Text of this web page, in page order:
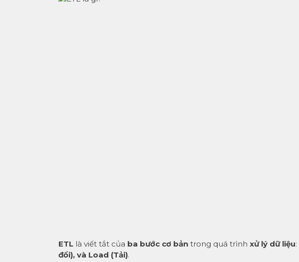
ETL là viết tắt của ba bước cơ bản trong quá trình xử lý dữ liệu:
đổi), và Load (Tải).